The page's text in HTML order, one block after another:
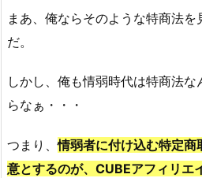
まあ、俺ならそのような特商法
だ。
しかし、俺も情弱時代は特商法
らなぁ・・・
つまり、情弱者に付け込む特定
意とするのが、CUBEアフィリエ